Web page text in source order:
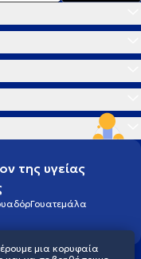
της υγείας
Γουατεμάλα
μια κορυφαία